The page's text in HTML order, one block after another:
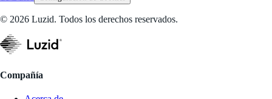
© 2026 Luzid. Todos los derechos reservados.
Compañía